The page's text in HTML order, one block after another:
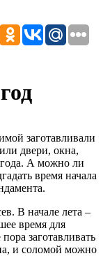
заготавливали
двери, окна,
года. А можно ли
время начала
В начале лета –
время для
заготавливать
и соломой можно